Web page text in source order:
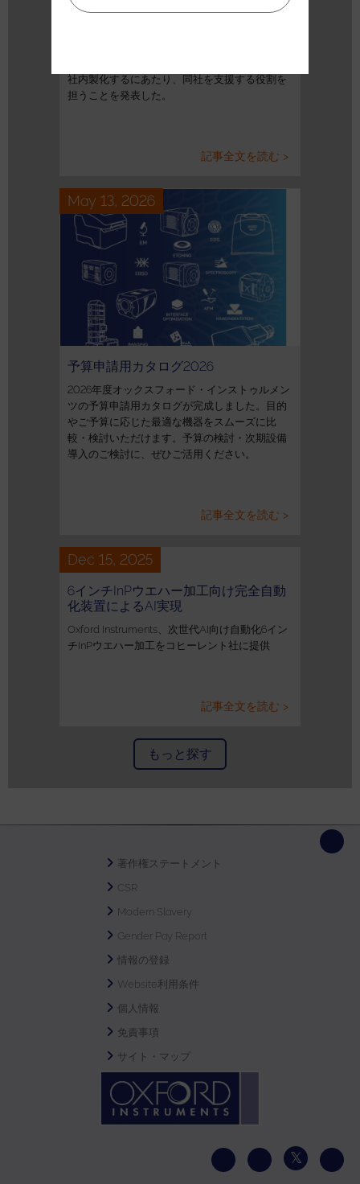
化合物半導体業界向けの高性能プラズマ処理ソ
社内製化するにあたり、同社を支援する役割を
担うことを発表した。
記事全文を読む >
May 13, 2026
予算申請用カタログ2026
2026年度オックスフォード・インストゥルメン
ツの予算申請用カタログが完成しました。目的
やご予算に応じた最適な機器をスムーズに比
較・検討いただけます。予算の検討・次期設備
導入のご検討に、ぜひご活用ください。
記事全文を読む >
Dec 15, 2025
6インチInPウエハー加工向け完全自動
化装置によるAI実現
Oxford Instruments、次世代AI向け自動化6イン
チInPウエハー加工をコヒーレント社に提供
記事全文を読む >
もっと探す
著作権ステートメント
CSR
Modern Slavery
Gender Pay Report
情報の登録
Website利用条件
個人情報
免責事項
サイト・マップ